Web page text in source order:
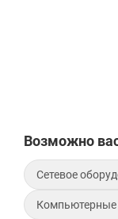
Возможно
Сетевое
Компьютерные